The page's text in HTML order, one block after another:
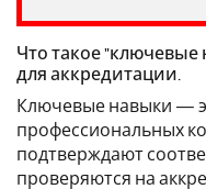
Что такое
для аккредитации.
Ключевые навыки —
профессиональных
подтверждают
проверяются на